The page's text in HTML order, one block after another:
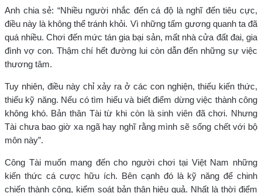
Anh chia sẻ: “Nhiều người nhắc đến cá độ là nghĩ đến tiêu cực,
điều này là không thể tránh khỏi. Vì những tấm gương quanh ta đã
quá nhiều. Chơi đến mức tán gia bại sản, mất nhà cửa đất đai, gia
đình vợ con. Thậm chí hết đường lui còn dẫn đến những sự việc
thương tâm.
Tuy nhiên, điều này chỉ xảy ra ở các con nghiện, thiếu kiến thức,
thiếu kỹ năng. Nếu có tìm hiểu và biết điểm dừng việc thành công
không khó. Bản thân Tài từ khi còn là sinh viên đã chơi. Nhưng
Tài chưa bao giờ xa ngã hay nghĩ rằng mình sẽ sống chết với bộ
môn này”.
Công Tài muốn mang đến cho người chơi tại Việt Nam những
kiến thức cá cược hữu ích. Bên cạnh đó là kỹ năng để chinh
chiến thành công, kiểm soát bản thân hiệu quả. Nhất là thời điểm